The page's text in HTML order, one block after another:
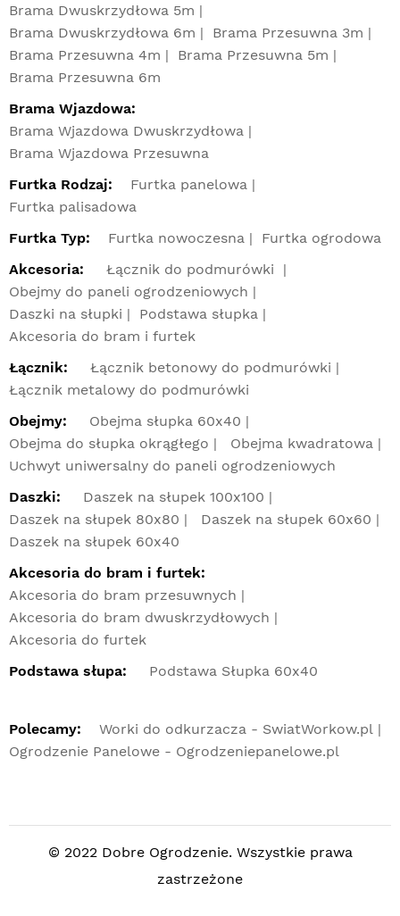
Brama Dwuskrzydłowa 5m
Brama Dwuskrzydłowa 6m
Brama Przesuwna 3m
Brama Przesuwna 4m
Brama Przesuwna 5m
Brama Przesuwna 6m
Brama Wjazdowa:
Brama Wjazdowa Dwuskrzydłowa
Brama Wjazdowa Przesuwna
Furtka Rodzaj:
Furtka panelowa
Furtka palisadowa
Furtka Typ:
Furtka nowoczesna
Furtka ogrodowa
Akcesoria:
Łącznik do podmurówki
Obejmy do paneli ogrodzeniowych
Daszki na słupki
Podstawa słupka
Akcesoria do bram i furtek
Łącznik:
Łącznik betonowy do podmurówki
Łącznik metalowy do podmurówki
Obejmy:
Obejma słupka 60x40
Obejma do słupka okrągłego
Obejma kwadratowa
Uchwyt uniwersalny do paneli ogrodzeniowych
Daszki:
Daszek na słupek 100x100
Daszek na słupek 80x80
Daszek na słupek 60x60
Daszek na słupek 60x40
Akcesoria do bram i furtek:
Akcesoria do bram przesuwnych
Akcesoria do bram dwuskrzydłowych
Akcesoria do furtek
Podstawa słupa:
Podstawa Słupka 60x40
Polecamy:
Worki do odkurzacza - SwiatWorkow.pl
Ogrodzenie Panelowe - Ogrodzeniepanelowe.pl
© 2022 Dobre Ogrodzenie. Wszystkie prawa
zastrzeżone